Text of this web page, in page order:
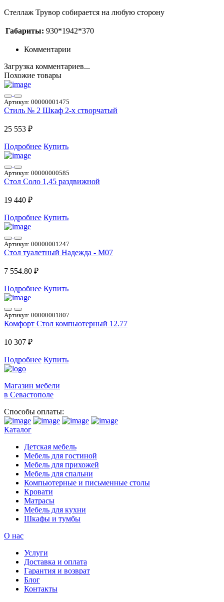
Стеллаж Трувор собирается на любую сторону
Габариты: 930*1942*370
Комментарии
Загрузка комментариев...
Похожие товары
Артикул: 00000001475
Стиль № 2 Шкаф 2-х створчатый
25 553 ₽
Подробнее Купить
Артикул: 00000000585
Стол Соло 1,45 раздвижной
19 440 ₽
Подробнее Купить
Артикул: 00000001247
Стол туалетный Надежда - М07
7 554.80 ₽
Подробнее Купить
Артикул: 00000001807
Комфорт Стол компьютерный 12.77
10 307 ₽
Подробнее Купить
Магазин мебели
в Севастополе
Способы оплаты:
Каталог
Детская мебель
Мебель для гостиной
Мебель для прихожей
Мебель для спальни
Компьютерные и письменные столы
Кровати
Матрасы
Мебель для кухни
Шкафы и тумбы
О нас
Услуги
Доставка и оплата
Гарантия и возврат
Блог
Контакты